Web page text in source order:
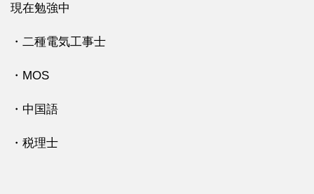
現在勉強中
・二種電気工事士
・MOS
・中国語
・税理士